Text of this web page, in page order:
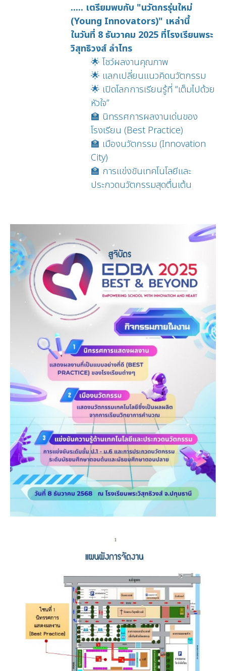
..... เตรียมพบกับ "นวัตกรรุ่นใหม่
(Young Innovators)" เหล่านี้
ในวันที่ 8 ธันวาคม 2025 ที่โรงเรียนพระ
วิสุทธิวงส์ ลำไทร
🌟 โชว์ผลงานคุณภาพ
🌟 แลกเปลี่ยนแนวคิดนวัตกรรม
🌟 เปิดโลกการเรียนรู้ที่ “เต็มไปด้วย
หัวใจ”
🏫 นิทรรศการผลงานเด่นของ
โรงเรียน (Best Practice)
🏫 เมืองนวัตกรรม (Innovation
City)
🏫 การแข่งขันเทคโนโลยีและ
ประกวดนวัตกรรมสุดตื่นเต้น